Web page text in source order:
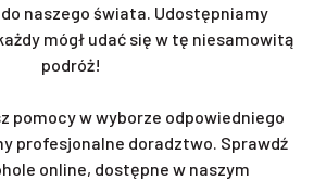
naszego świata. Udostępniamy
mógł udać się w tę niesamowitą
podróż!
pomocy w wyborze odpowiedniego
profesjonalne doradztwo. Sprawdź
online, dostępne w naszym